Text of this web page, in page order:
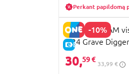
Perkant papildomą
-10%
E-KAINA
MONSTER JAM
1:24 Grave
30,59 €
33,99 €